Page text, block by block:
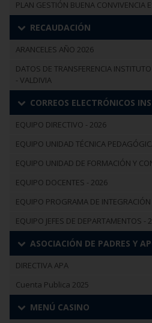
PLAN GESTIÓN BUENA CONVIVENCIA
RECAUDACIÓN
ARANCELES AÑO 2026
DATOS DE TRANSFERENCIA
- VALDIVIA
CORREOS ELECTRÓNICOS
EQUIPO DIRECTIVO - 2026
EQUIPO UNIDAD TÉCNICA
EQUIPO UNIDAD DE FORMACIÓN Y
EQUIPO DOCENTES - 2026
EQUIPO PROGRAMA DE
EQUIPO JEFES DE DEPARTAMENTOS -
ASOCIACIÓN DE PADRES Y
DIRECTIVA APA
Cuenta Publica 2025
MENÚ CASINO